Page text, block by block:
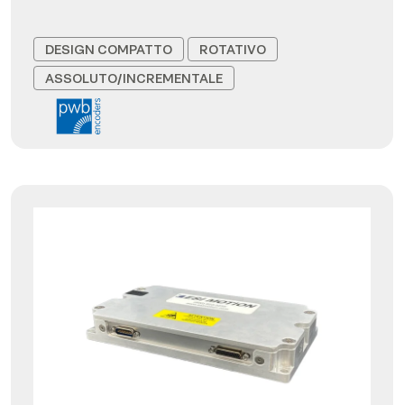
DESIGN COMPATTO
ROTATIVO
ASSOLUTO/INCREMENTALE